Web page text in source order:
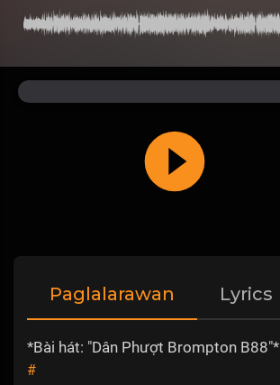
Paglalarawan Lyrics
*Bài hát: "Dân Phượt Brompton B88"*
#